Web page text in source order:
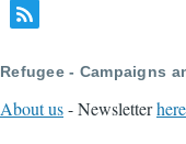
Refugee - Campaigns
About us- Newsletterhere